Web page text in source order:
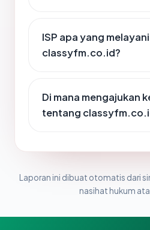
ISP apa yang melayani
classyfm.co.id?
Di mana mengajukan
tentang
Laporan ini dibuat otomatis dari
nasihat hukum